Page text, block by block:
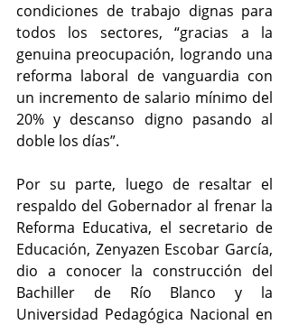
condiciones de trabajo dignas para
todos los sectores, “gracias a la
genuina preocupación, logrando una
reforma laboral de vanguardia con
un incremento de salario mínimo del
20% y descanso digno pasando al
doble los días”.
Por su parte, luego de resaltar el
respaldo del Gobernador al frenar la
Reforma Educativa, el secretario de
Educación, Zenyazen Escobar García,
dio a conocer la construcción del
Bachiller de Río Blanco y la
Universidad Pedagógica Nacional en